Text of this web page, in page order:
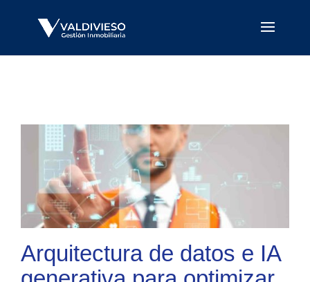
Arquitectura de datos e IA